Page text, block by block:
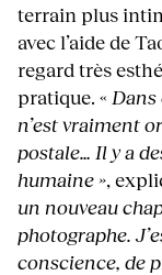
terrain plus
avec l’aide de
regard très
pratique. « Dans
n’est vraiment
postale… Il y a
humaine »,
un nouveau
photographe.
conscience, de